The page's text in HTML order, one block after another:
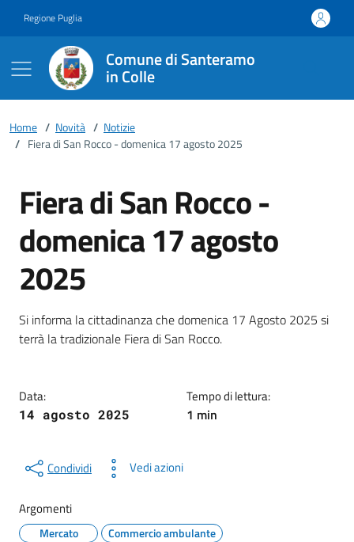
Regione Puglia
Comune di Santeramo
in Colle
Home / Novità / Notizie
/ Fiera di San Rocco - domenica 17 agosto 2025
Fiera di San Rocco -
domenica 17 agosto
2025
Dettagli della notizia
Si informa la cittadinanza che domenica 17 Agosto 2025 si
terrà la tradizionale Fiera di San Rocco.
Data:
14 agosto 2025
Tempo di lettura:
1 min
Condividi Vedi azioni
Argomenti
Mercato Commercio ambulante